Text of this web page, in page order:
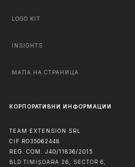
LOGO KIT
INSIGHTS
МАПА НА СТРАНИЦА
КОРПОРАТИВНИ ИНФОРМАЦИИ
TEAM EXTENSION SRL
CIF RO35062448
REG. COM. J40/11836/2015
BLD TIMIȘOARA 26, SECTOR 6,